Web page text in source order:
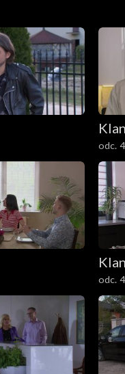
Klan
odc.
Klan
odc.